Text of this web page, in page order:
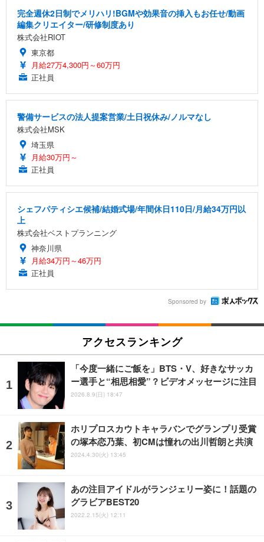
完全週休2日制でメリハリ!BGMや効果音の挿入もお任せ/動画
編集クリエイター/研修制度あり
株式会社RIOT
東京都
月給27万4,300円～60万円
正社員
警備サービスの法人提案営業/土日祝休み/ノルマなし
株式会社MSK
埼玉県
月給30万円～
正社員
シェフパティシエ候補/結婚式場/年間休日110日/月給34万円以
上
株式会社ベストプランニング
神奈川県
月給34万円～46万円
正社員
Sponsored by
アクセスランキング
「今度一緒にご飯を」BTS・V、好きなサッカ
ー選手と“相思相愛”？ビデオメッセージに注目
2026.8.9(日) 18:47
ホリプロスカウトキャラバンでグランプリ受賞
の塚本恋乃葉、初CMは憧れの出川哲朗と共演
2024.4.30(火) 13:45
あの注目アイドルがランジェリー姿に！話題の
グラビアBEST20
2022.2.15(火) 12:11